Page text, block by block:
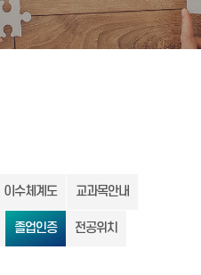
이수체계도 교과목안내
졸업인증 전공위치